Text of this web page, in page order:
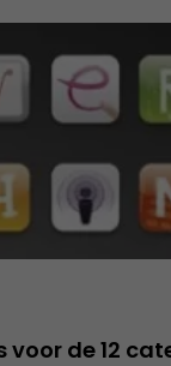
voor de 12